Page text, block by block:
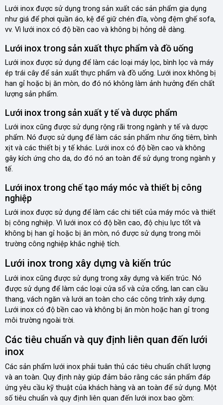
Lưới inox được sử dụng trong sản xuất các sản phẩm gia dụng
như giá để phơi quần áo, kệ để giữ chén đĩa, vòng đệm ghế sofa,
vv. Vì lưới inox có độ bền cao và không bị hỏng dễ dàng.
Lưới inox trong sản xuất thực phẩm và đồ uống
Lưới inox được sử dụng để làm các loại máy lọc, bình lọc và máy
ép trái cây để sản xuất thực phẩm và đồ uống. Lưới inox không bị
han gỉ hoặc bị ăn mòn, do đó nó không làm ảnh hưởng đến chất
lượng sản phẩm.
Lưới inox trong sản xuất y tế và dược phẩm
Lưới inox cũng được sử dụng rộng rãi trong ngành y tế và dược
phẩm. Nó được sử dụng để làm các sản phẩm như ống tiêm, bình
xịt và các thiết bị y tế khác. Lưới inox có độ bền cao và không
gây kích ứng cho da, do đó nó an toàn để sử dụng trong ngành y
tế.
Lưới inox trong chế tạo máy móc và thiết bị công
nghiệp
Lưới inox được sử dụng để làm các chi tiết của máy móc và thiết
bị công nghiệp. Vì lưới inox có độ bền cao, độ chịu lực tốt và
không bị han gỉ hoặc bị ăn mòn, nó được sử dụng trong môi
trường công nghiệp khắc nghiệ tích.
Lưới inox trong xây dựng và kiến trúc
Lưới inox cũng được sử dụng trong xây dựng và kiến trúc. Nó
được sử dụng để làm các loại cửa sổ và cửa cổng, lan can cầu
thang, vách ngăn và lưới an toàn cho các công trình xây dựng.
Lưới inox có độ bền cao và không bị ăn mòn hoặc han gỉ trong
môi trường ngoài trời.
Các tiêu chuẩn và quy định liên quan đến lưới
inox
Các sản phẩm lưới inox phải tuân thủ các tiêu chuẩn chất lượng
và an toàn. Quy định này giúp đảm bảo rằng các sản phẩm đáp
ứng yêu cầu kỹ thuật của khách hàng và an toàn để sử dụng. Một
số tiêu chuẩn và quy định liên quan đến lưới inox bao gồm: